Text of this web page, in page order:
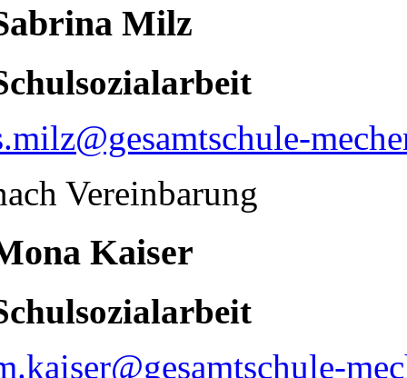
Milz
Vereinbarung
Kaiser